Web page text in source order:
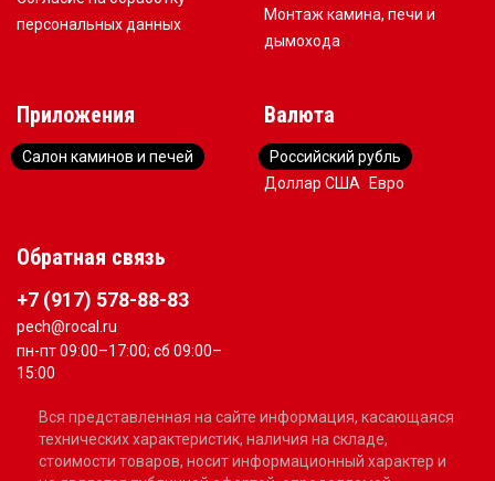
персональных данных
Монтаж камина, печи и
дымохода
Приложения
Салон каминов и печей
Валюта
Российский рубль
Доллар США
Евро
Обратная связь
+7 (917) 578-88-83
pech@rocal.ru
пн-пт 09:00–17:00; сб 09:00–
15:00
Вся представленная на сайте информация, касающаяся
технических характеристик, наличия на складе,
стоимости товаров, носит информационный характер и